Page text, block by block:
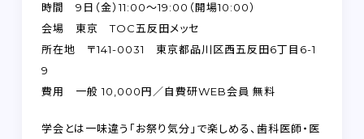
CONTACT
時間 9日（金）11:00～19:00（開場10:00）
会場 東京 TOC五反田メッセ
所在地 〒141-0031 東京都品川区西五反田6丁目6-1
9
費用 一般 10,000円／自費研WEB会員 無料
学会とは一味違う「お祭り気分」で楽しめる、歯科医師・医